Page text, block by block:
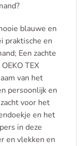
blauwe en
praktische en
Een zachte
TEX
van het
persoonlijk en
voor het
en het
in deze
en vlekken en